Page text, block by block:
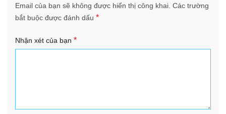
Email của bạn sẽ không được hiển thị công khai. Các trường
bắt buộc được đánh dấu *
Nhận xét của bạn *